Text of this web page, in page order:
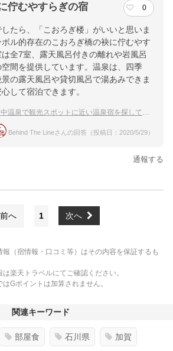
佇むやすらぎの宿 0
たら、「こおろぎ楼」がいいと思いま
ル的存在のこおろぎ橋の袂に佇むやす
全7室、露天風呂付きの離れや岩風呂
間を提供しています。温泉は、四季
の露天風呂や貸切風呂で湯あみできま
して宿泊できます。
温泉で観光スポットに近い温泉宿を探しています！おすすめを教えて下さい。
Behind The Lineさんの回答（投稿日：2020/5/29）
通報する
前へ 1 次へ
（宿情報・口コミ等）はその内容を保証するも
楽天トラベルにてご確認ください。
Gポイントは加算されません。
関連キーワード
部屋食 石川県 加賀